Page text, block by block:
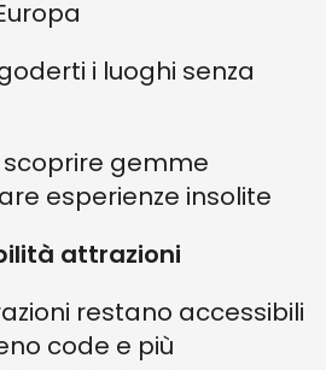
i luoghi senza
gemme
esperienze insolite
attrazioni
restano accessibili
code e più